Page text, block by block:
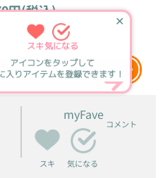
円(税込)
年9月上旬 発売
ズをウェブ検索
✕
スキ気になる
アイコンをタップして
入りアイテムを登録できます！
myFave
スキ 気になる
コメント